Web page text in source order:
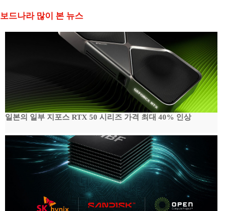
보드나라 많이 본 뉴스
일본의 일부 지포스 RTX 50 시리즈 가격 최대 40% 인상